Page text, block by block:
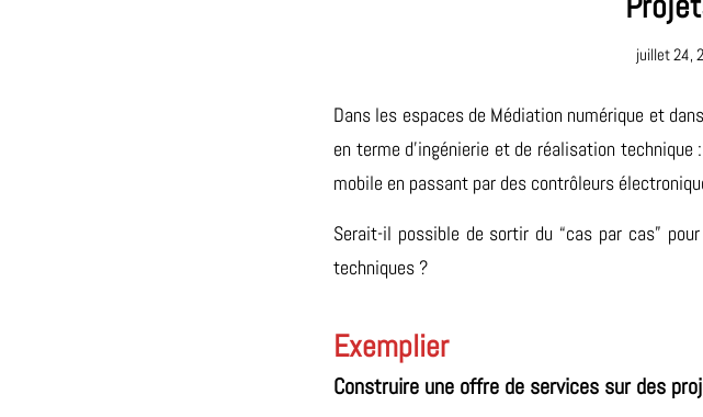
juillet 24,
Dans les espaces de Médiation numérique et
en terme d’ingénierie et de réalisation
mobile en passant par des contrôleurs
Serait-il possible de sortir du “cas par cas”
techniques ?
Exemplier
Construire une offre de services sur des